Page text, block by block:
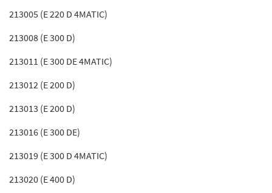
213005 (E 220 D 4MATIC)
213008 (E 300 D)
213011 (E 300 DE 4MATIC)
213012 (E 200 D)
213013 (E 200 D)
213016 (E 300 DE)
213019 (E 300 D 4MATIC)
213020 (E 400 D)